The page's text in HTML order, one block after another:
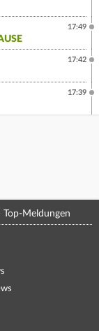
17:49
17:42
17:39
Top-Meldungen